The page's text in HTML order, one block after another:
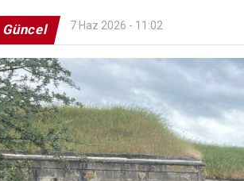
Güncel 7 Haz 2026 - 11:02